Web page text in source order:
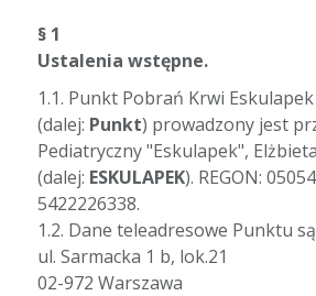
§ 1
Ustalenia wstępne.
1.1. Punkt Pobrań Krwi
(dalej: Punkt) prowadzony jest
Pediatryczny "Eskulapek",
(dalej: ESKULAPEK). REGON:
5422226338.
1.2. Dane teleadresowe Punktu
ul. Sarmacka 1 b, lok.21
02-972 Warszawa